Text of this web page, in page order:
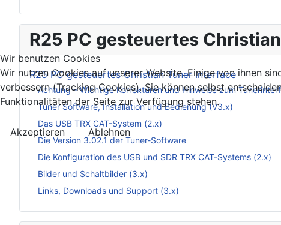
R25 PC gesteuertes
R25 PC gesteuertes Christian Tuner Interface
Achtung – Wichtige Korrekturen und Hinweise zum
Tuner Software, Installation und Bedienung (V3.x)
Das USB TRX CAT-System (2.x)
Die Version 3.02.1 der Tuner-Software
Die Konfiguration des USB und SDR TRX CAT-Systems (2.x)
Bilder und Schaltbilder (3.x)
Links, Downloads und Support (3.x)
Wir benutzen Cookies
Wir nutzen Cookies auf unserer Website. Einige von ihnen
verbessern (Tracking Cookies). Sie können selbst
Funktionalitäten der Seite zur Verfügung stehen.
Akzeptieren
Ablehnen